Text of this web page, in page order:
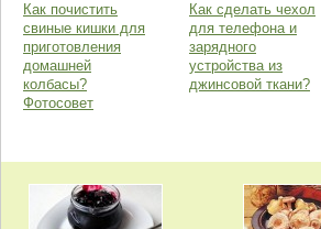
Как почистить
свиные кишки для
приготовления
домашней
колбасы?
Фотосовет
Как сделать чехол
для телефона и
зарядного
устройства из
джинсовой ткани?